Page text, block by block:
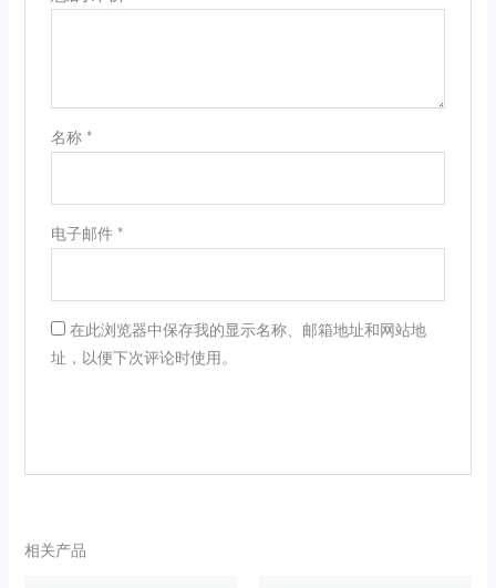
名称 *
电子邮件 *
在此浏览器中保存我的显示名称、邮箱地址和网站地
址，以便下次评论时使用。
相关产品